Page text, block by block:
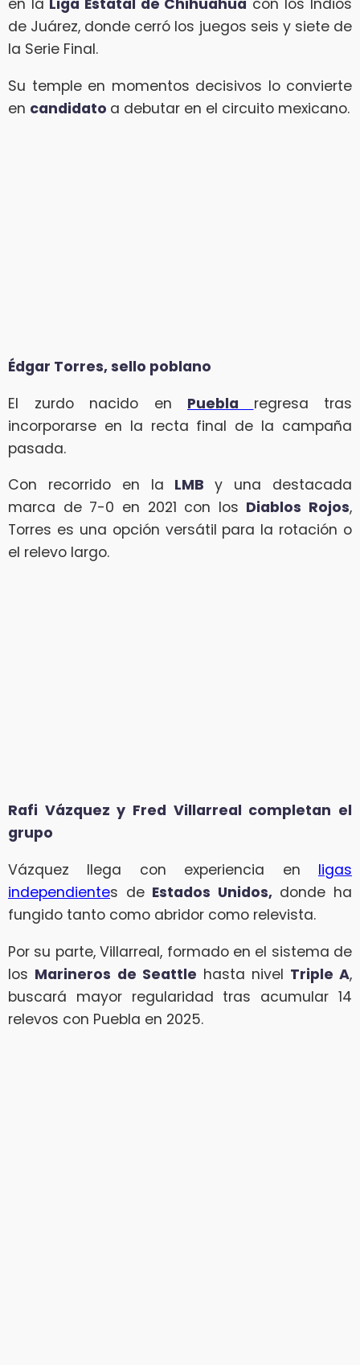
en la Liga Estatal de Chihuahua con los Indios
de Juárez, donde cerró los juegos seis y siete de
la Serie Final.
Su temple en momentos decisivos lo convierte
en candidato a debutar en el circuito mexicano.
Édgar Torres, sello poblano
El zurdo nacido en Puebla regresa tras
incorporarse en la recta final de la campaña
pasada.
Con recorrido en la LMBy una destacada
marca de 7-0 en 2021 con los Diablos Rojos,
Torres es una opción versátil para la rotación o
el relevo largo.
Rafi Vázquez y Fred Villarreal completan el
grupo
Vázquez llega con experiencia en ligas
independientes de Estados Unidos, donde ha
fungido tanto como abridor como relevista.
Por su parte, Villarreal, formado en el sistema de
los Marineros de Seattle hasta nivel Triple A,
buscará mayor regularidad tras acumular 14
relevos con Puebla en 2025.